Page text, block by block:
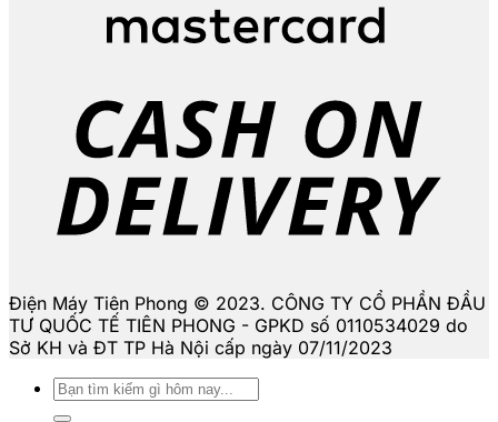
Điện Máy Tiên Phong © 2023. CÔNG TY CỔ PHẦN ĐẦU
TƯ QUỐC TẾ TIÊN PHONG - GPKD số 0110534029 do
Sở KH và ĐT TP Hà Nội cấp ngày 07/11/2023
Tìm